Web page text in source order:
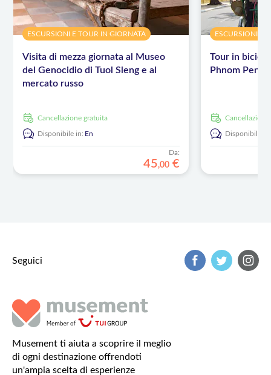
ESCURSIONI E TOUR IN GIORNATA
Visita di mezza giornata al Museo
del Genocidio di Tuol Sleng e al
mercato russo
Cancellazione gratuita
Disponibile in: En
Da:
45,00 €
ESCURSIONI E
Tour in
Phnom Penh
Disponibile in:
Seguici
Musement ti aiuta a scoprire il meglio
di ogni destinazione offrendoti
un'ampia scelta di esperienze